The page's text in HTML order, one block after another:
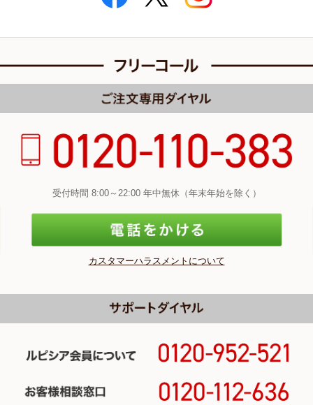
受付時間 8:00～22:00 年中無休（年末年始を除く）
カスタマーハラスメントについて